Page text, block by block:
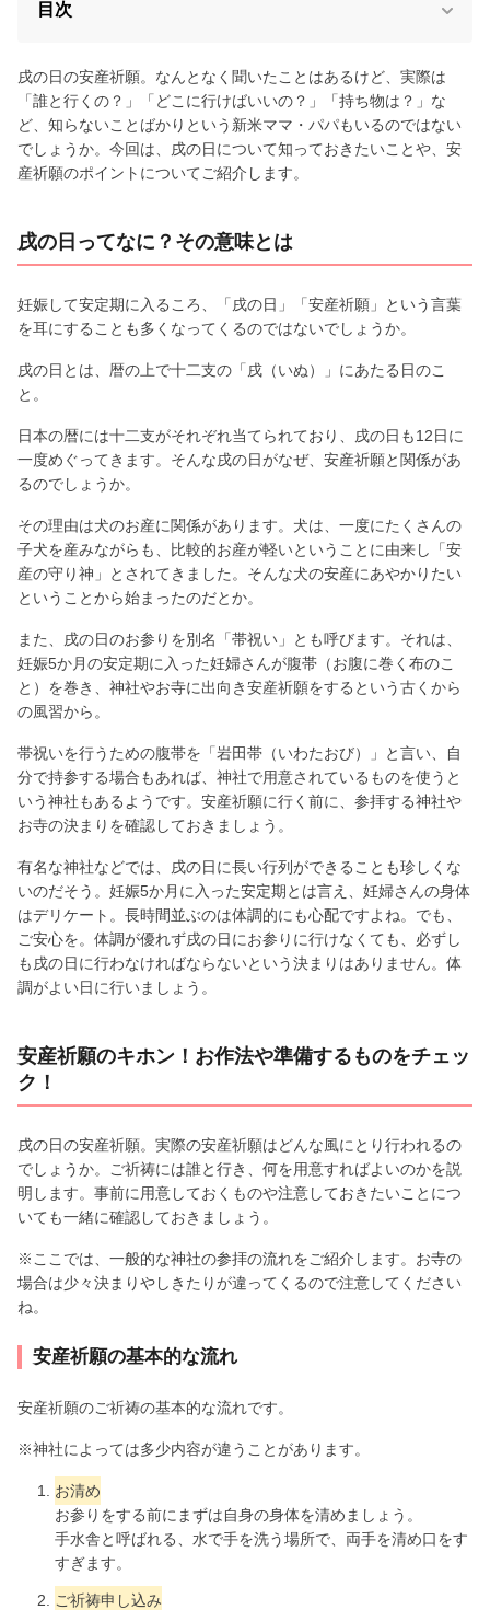
目次
戌の日の安産祈願。なんとなく聞いたことはあるけど、実際は
「誰と行くの？」「どこに行けばいいの？」「持ち物は？」な
ど、知らないことばかりという新米ママ・パパもいるのではない
でしょうか。今回は、戌の日について知っておきたいことや、安
産祈願のポイントについてご紹介します。
戌の日ってなに？その意味とは
妊娠して安定期に入るころ、「戌の日」「安産祈願」という言葉
を耳にすることも多くなってくるのではないでしょうか。
戌の日とは、暦の上で十二支の「戌（いぬ）」にあたる日のこ
と。
日本の暦には十二支がそれぞれ当てられており、戌の日も12日に
一度めぐってきます。そんな戌の日がなぜ、安産祈願と関係があ
るのでしょうか。
その理由は犬のお産に関係があります。犬は、一度にたくさんの
子犬を産みながらも、比較的お産が軽いということに由来し「安
産の守り神」とされてきました。そんな犬の安産にあやかりたい
ということから始まったのだとか。
また、戌の日のお参りを別名「帯祝い」とも呼びます。それは、
妊娠5か月の安定期に入った妊婦さんが腹帯（お腹に巻く布のこ
と）を巻き、神社やお寺に出向き安産祈願をするという古くから
の風習から。
帯祝いを行うための腹帯を「岩田帯（いわたおび）」と言い、自
分で持参する場合もあれば、神社で用意されているものを使うと
いう神社もあるようです。安産祈願に行く前に、参拝する神社や
お寺の決まりを確認しておきましょう。
有名な神社などでは、戌の日に長い行列ができることも珍しくな
いのだそう。妊娠5か月に入った安定期とは言え、妊婦さんの身体
はデリケート。長時間並ぶのは体調的にも心配ですよね。でも、
ご安心を。体調が優れず戌の日にお参りに行けなくても、必ずし
も戌の日に行わなければならないという決まりはありません。体
調がよい日に行いましょう。
安産祈願のキホン！お作法や準備するものをチェッ
ク！
戌の日の安産祈願。実際の安産祈願はどんな風にとり行われるの
でしょうか。ご祈祷には誰と行き、何を用意すればよいのかを説
明します。事前に用意しておくものや注意しておきたいことにつ
いても一緒に確認しておきましょう。
※ここでは、一般的な神社の参拝の流れをご紹介します。お寺の
場合は少々決まりやしきたりが違ってくるので注意してください
ね。
安産祈願の基本的な流れ
安産祈願のご祈祷の基本的な流れです。
※神社によっては多少内容が違うことがあります。
お清め
お参りをする前にまずは自身の身体を清めましょう。
手水舎と呼ばれる、水で手を洗う場所で、両手を清め口をす
すぎます。
ご祈祷申し込み